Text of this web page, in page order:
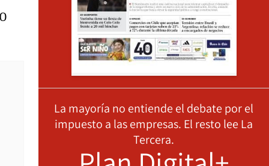
La mayoría no entiende el debate por el
impuesto a las empresas. El resto lee La
Tercera.